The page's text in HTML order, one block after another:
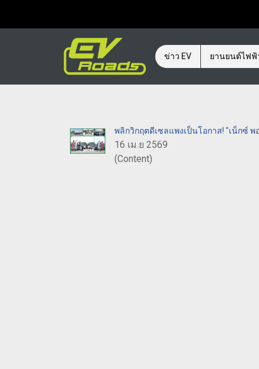
ข่าว EV ยานยนต์ไฟฟ้
พลิกวิกฤตดีเซลแพงเป็นโอกาส! "เน็กซ์
16 เม.ย 2569
(Content)